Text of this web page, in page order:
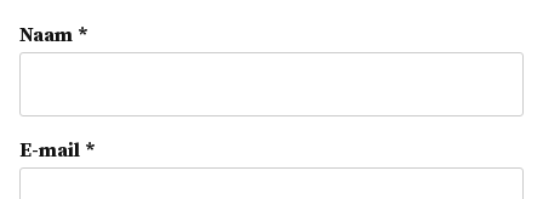
Naam *
E-mail *